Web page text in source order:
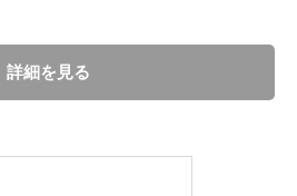
詳細を見る